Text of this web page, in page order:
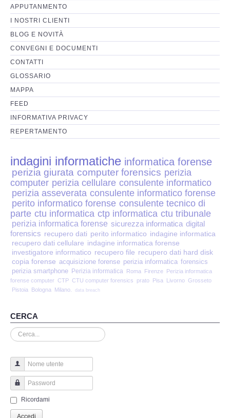
Perizia Fonica e Trascrizioni
Perizia su Social Network
Perizia Web Reputation
Perizia Host e Mainframe
Perizia Contratti ICT
Perizia Disp. Elettronici
Perizia Stalking
Perizia Cyber Bullismo
Incarichi CTU e CTP
Perizia Centralini PBX e VOIP
Perizia Estimo
Perizia Documento informatico
Perizia Cloud
Perizia E-mail
Perizia Truffa Banca e Online
Perizia Dash Cam
APPUTANMENTO
I NOSTRI CLIENTI
BLOG E NOVITÀ
CONVEGNI E DOCUMENTI
CONTATTI
GLOSSARIO
MAPPA
FEED
INFORMATIVA PRIVACY
REPERTAMENTO
indagini informatiche informatica forense
perizia giurata computer forensics perizia
computer perizia cellulare consulente informatico
perizia asseverata consulente informatico forense
perito informatico forense consulente tecnico di
parte ctu informatica ctp informatica ctu tribunale
perizia informatica forense sicurezza informatica digital
forensics recupero dati perito informatico indagine informatica
recupero dati cellulare indagine informatica forense
investigatore informatico recupero file recupero dati hard disk
copia forense acquisizione forense perizia informatica forensics
perizia smartphone Perizia informatica Roma Firenze Perizia informatica
forense computer CTP CTU computer forensics prato Pisa Livorno Grosseto
Pistoia
Bologna Milano. data breach
CERCA
Cerca...
Nome utente
Password
Ricordami
Accedi